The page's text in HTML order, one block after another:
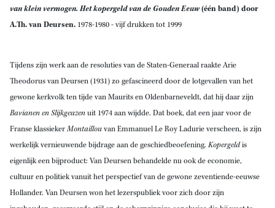
van klein vermogen. Het kopergeld van de Gouden Eeuw(één band) door
A.Th. van Deursen. 1978-1980 - vijf drukken tot 1999
Tijdens zijn werk aan de resoluties van de Staten-Generaal raakte Arie
Theodorus van Deursen (1931) zo gefascineerd door de lotgevallen van het
gewone kerkvolk ten tijde van Maurits en Oldenbarneveldt, dat hij daar zijn
Bavianen en Slijkgeuzenuit 1974 aan wijdde. Dat boek, dat een jaar voor de
Franse klassiekerMontaillouvan Emmanuel Le Roy Ladurie verscheen, is zijn
werkelijk vernieuwende bijdrage aan de geschiedbeoefening. Kopergeldis
eigenlijk een bijproduct: Van Deursen behandelde nu ook de economie,
cultuur en politiek vanuit het perspectief van de gewone zeventiende-eeuwse
Hollander. Van Deursen won het lezerspubliek voor zich door zijn